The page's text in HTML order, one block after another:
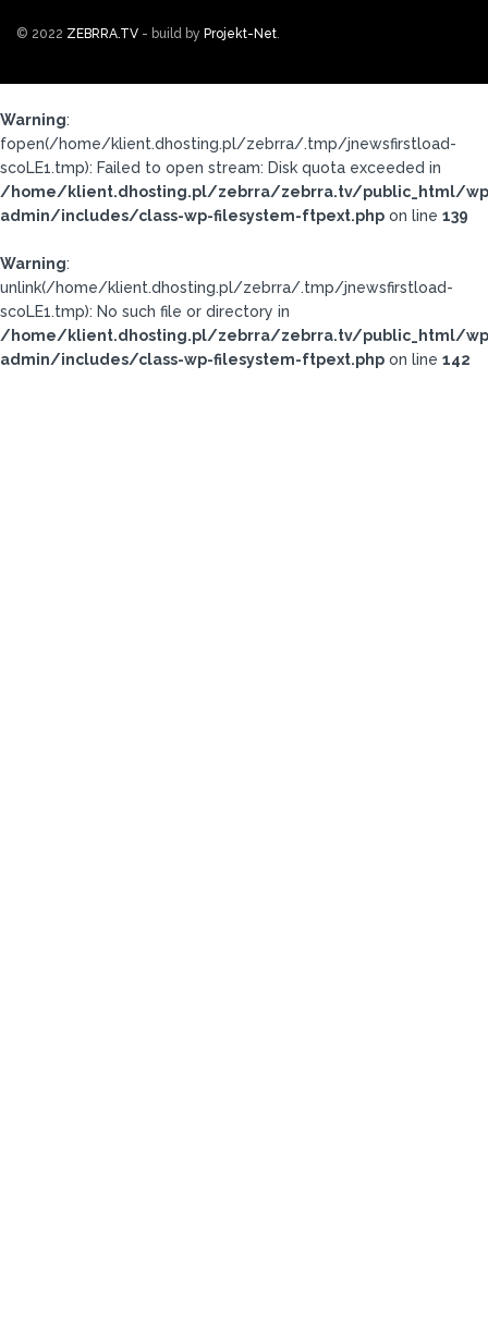
© 2022 ZEBRRA.TV - build by Projekt-Net.
Warning:
fopen(/home/klient.dhosting.pl/zebrra/.tmp/jnewsfirstload-
scoLE1.tmp): Failed to open stream: Disk quota exceeded in
/home/klient.dhosting.pl/zebrra/zebrra.tv/public_html/
admin/includes/class-wp-filesystem-ftpext.php on line 139
Warning:
unlink(/home/klient.dhosting.pl/zebrra/.tmp/jnewsfirstload-
scoLE1.tmp): No such file or directory in
/home/klient.dhosting.pl/zebrra/zebrra.tv/public_html/
admin/includes/class-wp-filesystem-ftpext.php on line 142